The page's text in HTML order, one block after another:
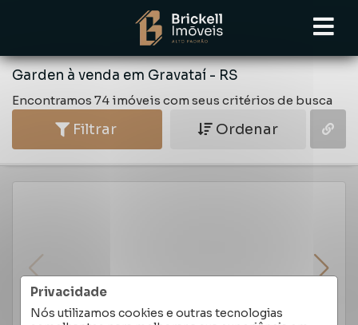
Privacidade
Nós utilizamos cookies e outras tecnologias
Garden à venda em Gravataí - RS
Encontramos 74 imóveis com seus critérios de busca
Filtrar Ordenar